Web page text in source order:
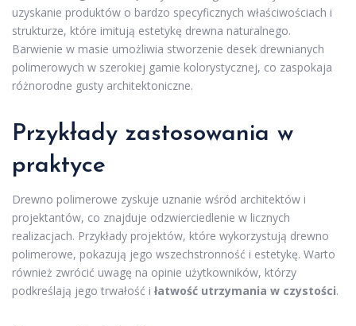
uzyskanie produktów o bardzo specyficznych właściwościach i
strukturze, które imitują estetykę drewna naturalnego.
Barwienie w masie umożliwia stworzenie desek drewnianych
polimerowych w szerokiej gamie kolorystycznej, co zaspokaja
różnorodne gusty architektoniczne.
Przykłady zastosowania w
praktyce
Drewno polimerowe zyskuje uznanie wśród architektów i
projektantów, co znajduje odzwierciedlenie w licznych
realizacjach. Przykłady projektów, które wykorzystują drewno
polimerowe, pokazują jego wszechstronność i estetykę. Warto
również zwrócić uwagę na opinie użytkowników, którzy
podkreślają jego trwałość i łatwość utrzymania w czystości.